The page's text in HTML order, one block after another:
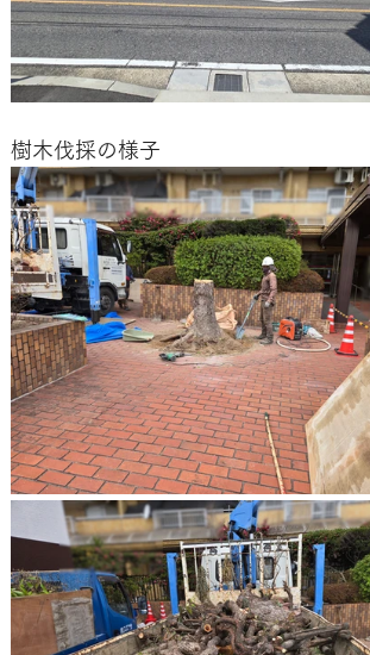
樹木伐採の様子